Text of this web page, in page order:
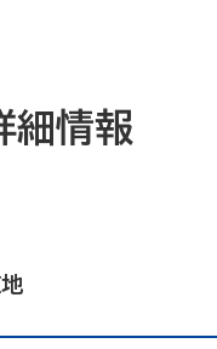
細情報